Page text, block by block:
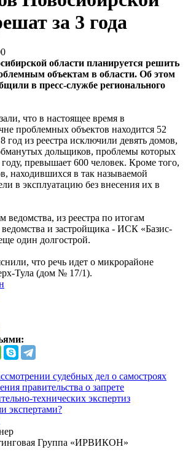
за 3 года
области планируется решить
объектам в области. Об этом
в пресс-службе регионального
что в настоящее время в
проблемных объектов находится 52
год из реестра исключили девять домов,
дольщиков, проблемы которых
превышает 600 человек. Кроме того,
находившихся в так называемой
в эксплуатацию без внесения их в
ведомства, из реестра по итогам
и застройщика - ИСК «Базис-
один долгострой.
что речь идет о микрорайоне
Тула (дом № 17/1).
судебных дел о самостроях
правительства о запрете
технических экспертиз
экспертами?
Группа «ИРВИКОН»